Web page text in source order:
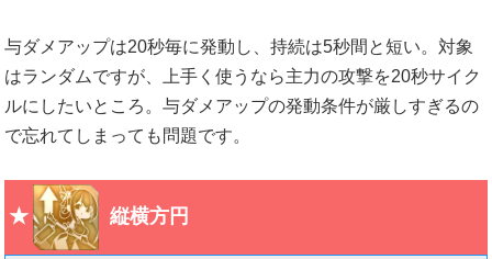
与ダメアップは20秒毎に発動し、持続は5秒間と短い。対象
はランダムですが、上手く使うなら主力の攻撃を20秒サイク
ルにしたいところ。与ダメアップの発動条件が厳しすぎるの
で忘れてしまっても問題です。
縦横方円